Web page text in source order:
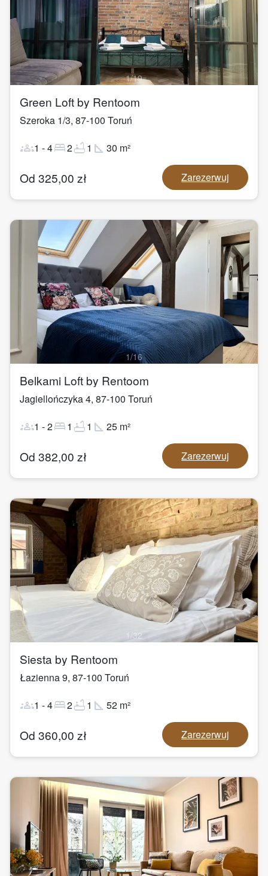
1/19
Green Loft by Rentoom
Szeroka 1/3, 87-100 Toruń
groups1 -4bed2bathtub1 square_foot 30 m²
Od 325,00 zł Zarezerwuj
1/16
Belkami Loft by Rentoom
Jagiellończyka 4, 87-100 Toruń
groups1 -2bed1 bathtub1 square_foot 25 m²
Od 382,00 zł Zarezerwuj
1 /32
Siesta by Rentoom
Łazienna 9, 87-100 Toruń
groups1 -4bed2bathtub1 square_foot 52 m²
Od 360,00 zł Zarezerwuj